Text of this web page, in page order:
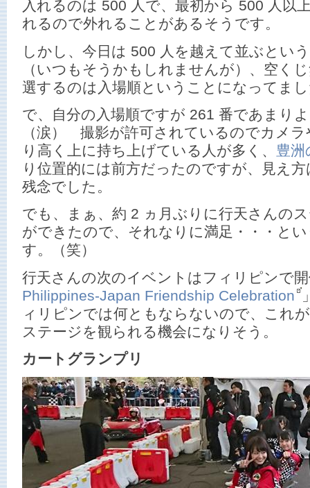
入れるのは 500 人で、最初から 500 人以
れるので外れることがあるそうです。
しかし、今日は 500 人を越えて並ぶとい
（いつもそうかもしれませんが）、空く
選するのは入場順ということになってま
で、自分の入場順ですが 261 番であまり
（涙） 撮影が許可されているのでカメ
り高く上に持ち上げている人が多く、 豊洲
り位置的には前方だったのですが、見え
残念でした。
でも、まぁ、約 2 ヵ月ぶりに行天さんの
ができたので、それなりに満足・・・と
す。（笑）
行天さんの次のイベントはフィリピンで
Philippines-Japan Friendship Celebration
ィリピンでは何ともならないので、これ
ステージを観られる機会になりそう。
カートグランプリ